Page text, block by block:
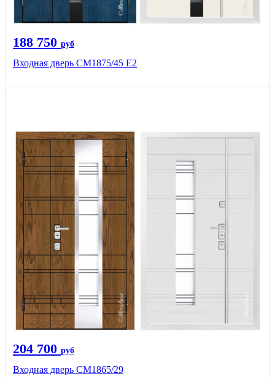
188 750 руб
Входная дверь СМ1875/45 Е2
204 700 руб
Входная дверь СМ1865/29